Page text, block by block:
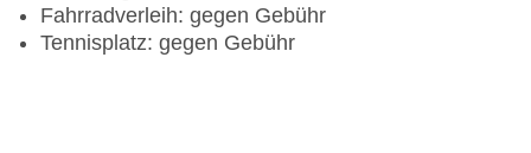
Fahrradverleih: gegen Gebühr
Tennisplatz: gegen Gebühr